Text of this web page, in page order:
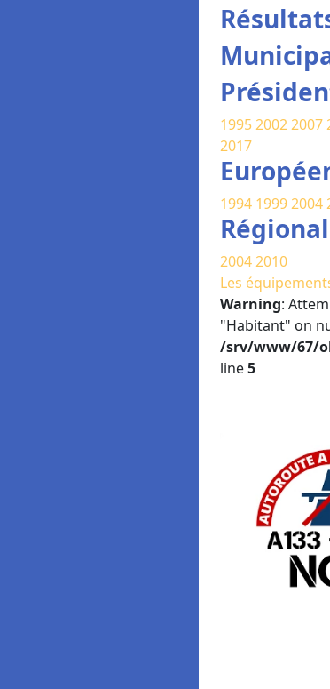
199520022007
2017
1994 19992004
20042010
Les
Warning:
"Habitant" on
/srv/www/67/
line5